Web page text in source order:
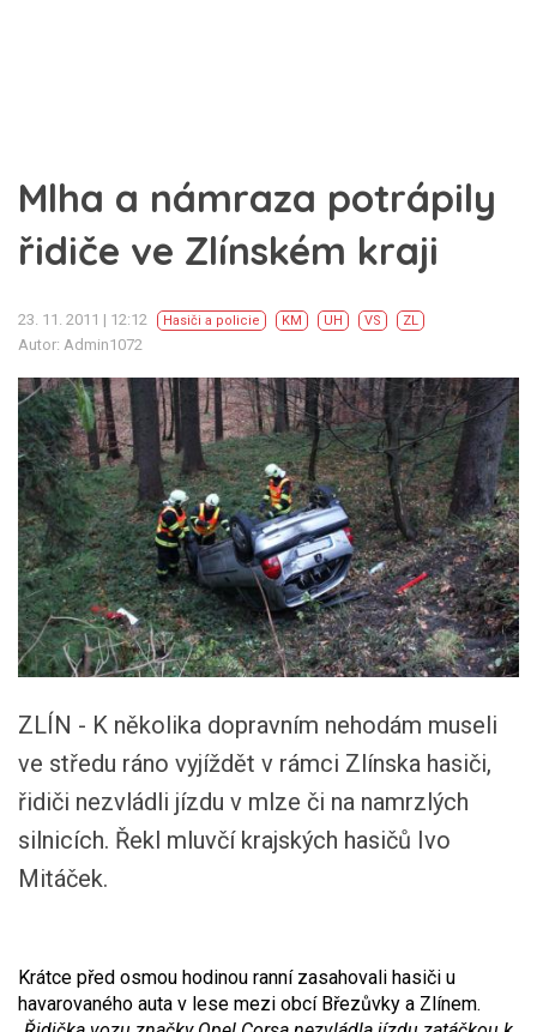
Mlha a námraza potrápily
řidiče ve Zlínském kraji
23. 11. 2011 | 12:12 Hasiči a policie KM UH VS ZL
Autor: Admin1072
ZLÍN - K několika dopravním nehodám museli
ve středu ráno vyjíždět v rámci Zlínska hasiči,
řidiči nezvládli jízdu v mlze či na namrzlých
silnicích. Řekl mluvčí krajských hasičů Ivo
Mitáček.
Krátce před osmou hodinou ranní zasahovali hasiči u
havarovaného auta v lese mezi obcí Březůvky a Zlínem.